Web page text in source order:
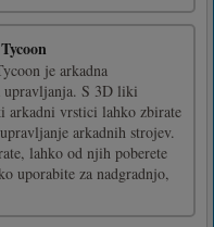
je arkadna
upravljanja. S 3D liki
arkadni vrstici lahko zbirate
arkadnih strojev.
lahko od njih poberete
uporabite za nadgradnjo,